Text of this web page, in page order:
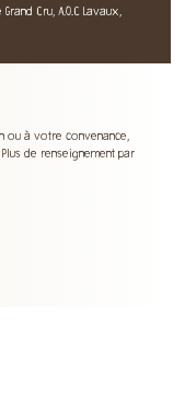
Cru, A.O.C Lavaux,
ou à votre convenance,
de renseignement par